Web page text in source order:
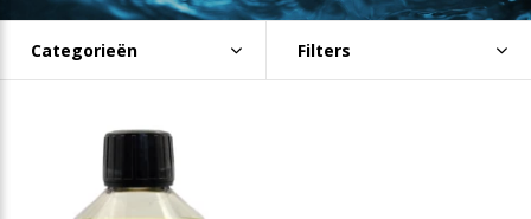
Categorieën Filters